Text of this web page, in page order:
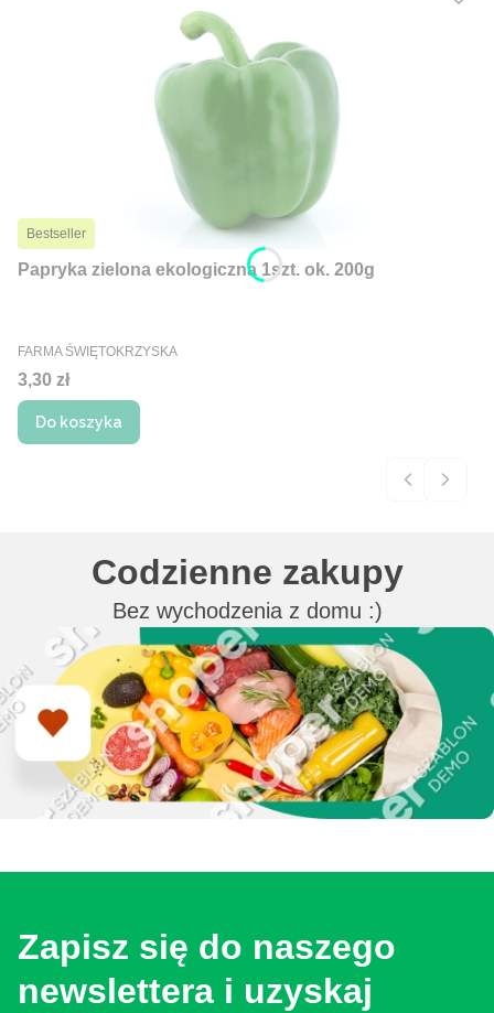
Bestseller
Papryka zielona ekologiczna 1szt. ok. 200g
PRODUCENT
FARMA ŚWIĘTOKRZYSKA
Cena
3,30 zł
Do koszyka
Codzienne zakupy
Bez wychodzenia z domu :)
Zapisz się do naszego
newslettera i uzyskaj